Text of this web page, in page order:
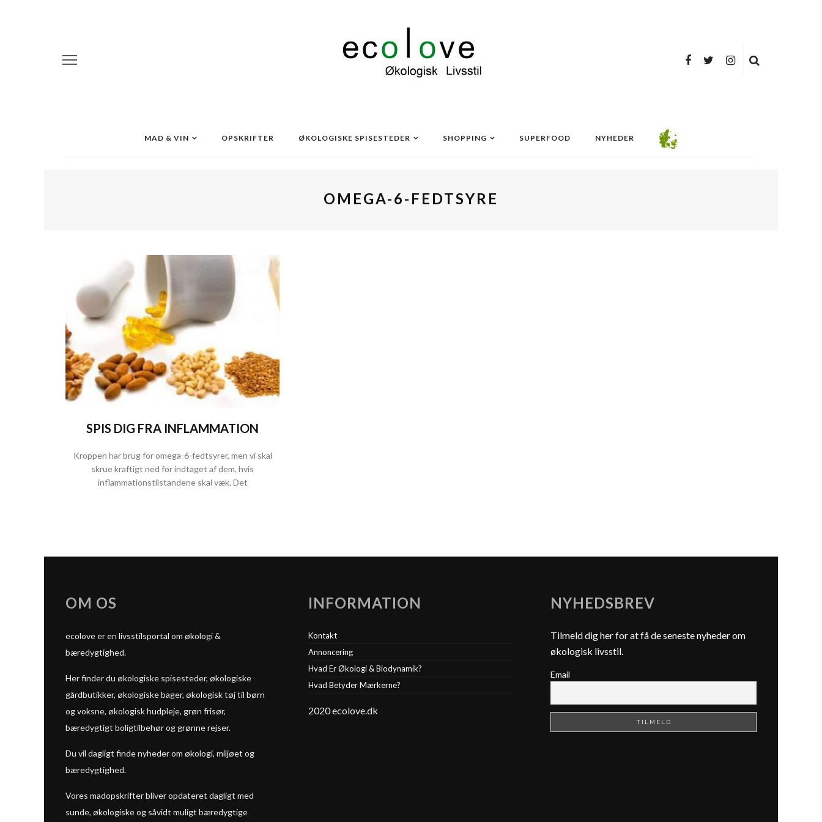
MAD & VIN OPSKRIFTER ØKOLOGISKE SPISESTEDER SHOPPING SUPERFOOD NYHEDER
OMEGA-6-FEDTSYRE
SPIS DIG FRA INFLAMMATION
Kroppen har brug for omega-6-fedtsyrer, men vi skal
skrue kraftigt ned for indtaget af dem, hvis
inflammationstilstandene skal væk. Det
OM OS
ecolove er en livsstilsportal om økologi &
bæredygtighed.
Her finder du økologiske spisesteder, økologiske
gårdbutikker, økologiske bager, økologisk tøj til børn
og voksne, økologisk hudpleje, grøn frisør,
bæredygtigt boligtilbehør og grønne rejser.
Du vil dagligt finde nyheder om økologi, miljøet og
bæredygtighed.
Vores madopskrifter bliver opdateret dagligt med
sunde, økologiske og såvidt muligt bæredygtige
INFORMATION
Kontakt
Annoncering
Hvad Er Økologi & Biodynamik?
Hvad Betyder Mærkerne?
2020 ecolove.dk
NYHEDSBREV
Tilmeld dig her for at få de seneste nyheder om
økologisk livsstil.
Email